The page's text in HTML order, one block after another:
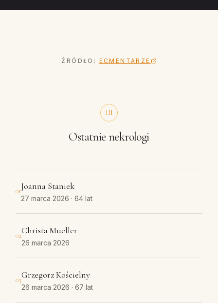
ŹRÓDŁO: ECMENTARZE
III
Ostatnie nekrologi
01Joanna Staniek
27 marca 2026 · 64 lat
02Christa Mueller
26 marca 2026
03Grzegorz Kościelny
26 marca 2026 · 67 lat